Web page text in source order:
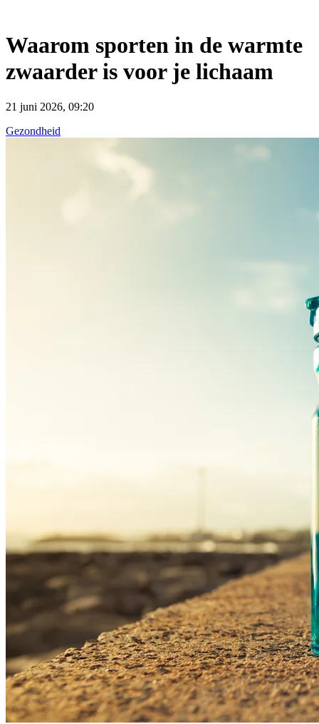
Waarom sporten in de warmte
zwaarder is voor je lichaam
21 juni 2026, 09:20
Gezondheid